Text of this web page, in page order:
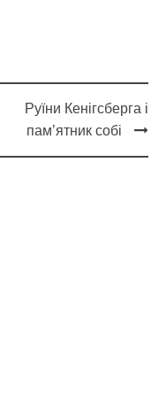
Руїни Кенігсберга і
пам’ятник собі